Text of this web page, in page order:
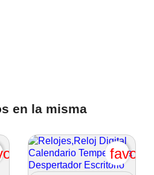
en la misma